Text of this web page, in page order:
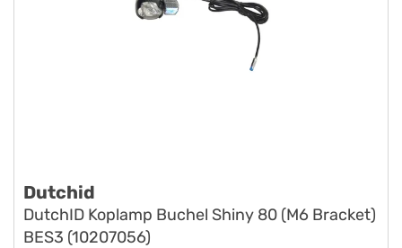
Dutchid
DutchID Koplamp Buchel Shiny 80 (M6 Bracket)
BES3 (10207056)